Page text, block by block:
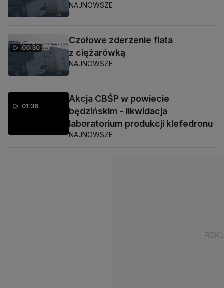
NAJNOWSZE
00:30
Czołowe zderzenie fiata
z ciężarówką
NAJNOWSZE
01:36
Akcja CBŚP w powiecie
będzińskim - likwidacja
laboratorium produkcji klefedronu
NAJNOWSZE